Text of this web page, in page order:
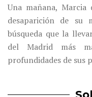
Una mañana,
desaparición de su
búsqueda que la
del Madrid más
profundidades de sus